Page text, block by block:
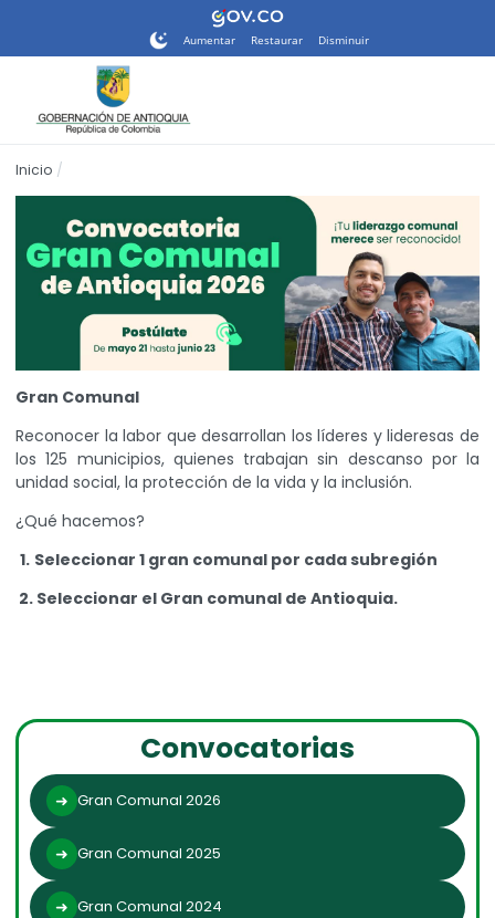
sitio
de
accesibilidad.
Aumentar Restaurar Disminuir
Inicio
Gran Comunal
Reconocer la labor que desarrollan los líderes y lideresas de
los 125 municipios, quienes trabajan sin descanso por la
unidad social, la protección de la vida y la inclusión.
¿Qué hacemos?
1. Seleccionar 1 gran comunal por cada subregión
2. Seleccionar el Gran comunal de Antioquia.
Convocatorias
Gran Comunal 2026
Gran Comunal 2025
Gran Comunal 2024